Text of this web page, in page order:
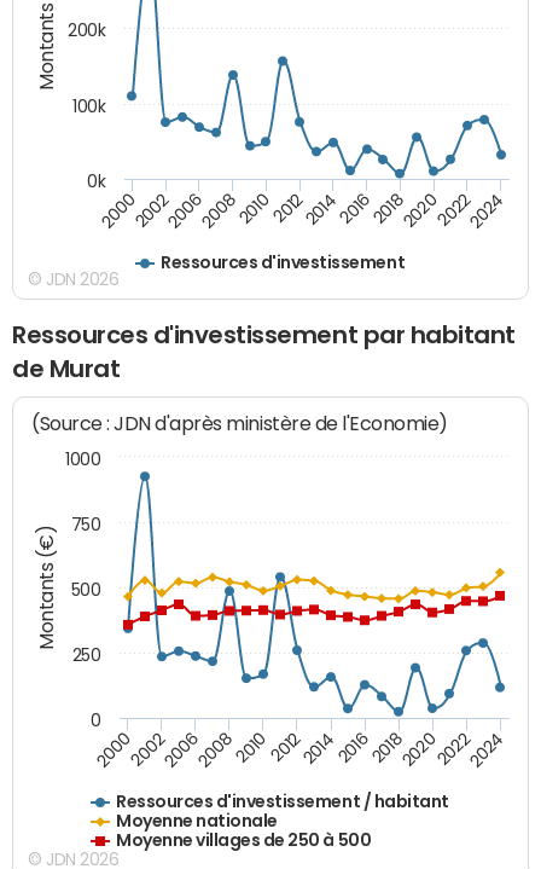
Montants (€)
Ressources d'investissement
200020022006200820102012201420162018202020222024
0k
100k
200k
© JDN 2026
Ressources d'investissement par habitant
de Murat
Montants (€)
(Source : JDN d'après ministère de l'Economie)
Ressources d'investissement / habitant
Moyenne nationale
Moyenne villages de 250 à 500
200020022006200820102012201420162018202020222024
0
250
500
750
1000
© JDN 2026